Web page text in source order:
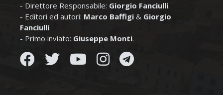
- Direttore Responsabile: Giorgio Fanciulli.
- Editori ed autori: Marco Baffigi & Giorgio
Fanciulli.
- Primo inviato: Giuseppe Monti.